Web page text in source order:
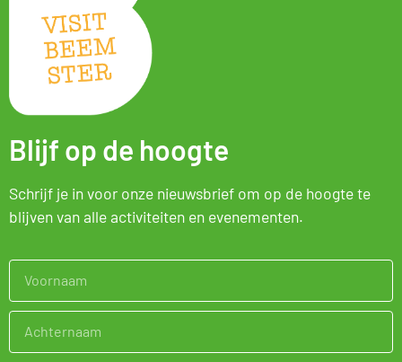
Blijf op de hoogte
Schrijf je in voor onze nieuwsbrief om op de hoogte te
blijven van alle activiteiten en evenementen.